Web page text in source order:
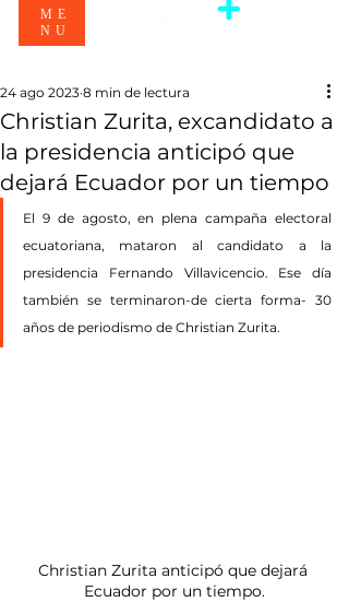
ME
NU
Christian Zurita, excandidato a
la presidencia anticipó que
dejará Ecuador por un tiempo
24 ago 2023 8 min de lectura
El 9 de agosto, en plena campaña electoral
ecuatoriana, mataron al candidato a la
presidencia Fernando Villavicencio. Ese día
también se terminaron-de cierta forma- 30
años de periodismo de Christian Zurita.
Christian Zurita anticipó que dejará
Ecuador por un tiempo.